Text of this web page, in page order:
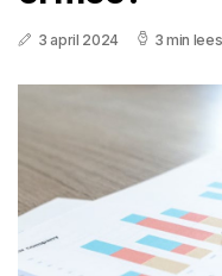
3 april 2024 3 min